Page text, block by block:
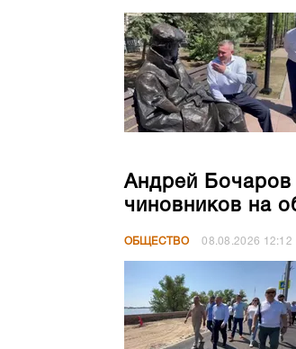
Андрей Бочаров
чиновников на
ОБЩЕСТВО 08.08.2026 12:12